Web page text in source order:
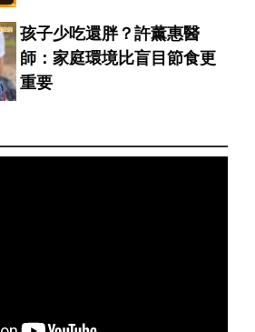
孩子少吃還胖？許薰惠醫
師：家庭環境比盲目節食更
重要